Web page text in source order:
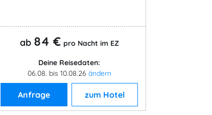
ab 84 € pro Nacht im EZ
Deine Reisedaten:
06.08. bis 10.08.26 ändern
Anfrage zum Hotel